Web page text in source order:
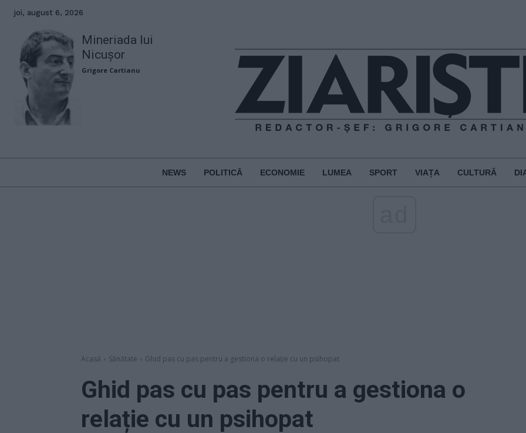
joi, august 6, 2026
Mineriada lui
Nicușor
Grigore Cartianu
NEWS POLITICĂ ECONOMIE LUMEA SPORT VIAȚA CULTURĂ
Acasă Sănătate Ghid pas cu pas pentru a gestiona o relație cu un psihopat
Ghid pas cu pas pentru a gestiona o
relație cu un psihopat